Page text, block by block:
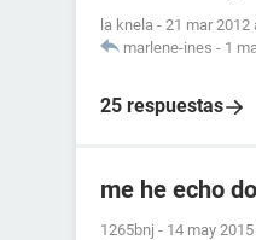
la knela - 21 mar 2012
marlene-ines - 1
25 respuestas
me he echo
1265bnj - 14 may 2015